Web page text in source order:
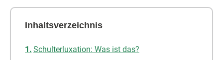
Inhaltsverzeichnis
Schulterluxation: Was ist das?